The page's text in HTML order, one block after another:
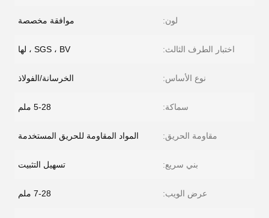
لون: موافقة مخصصة
اختبار الطرف الثالث: SGS ، BV ، لها
نوع الأساس: الخرسانة/الفولاذ
سماكة: 5-28 ملم
مقاومة الحريق: المواد المقاومة للحريق المستخدمة
بني سريع: تسهيل التثبيت
عرض الويب: 7-28 ملم